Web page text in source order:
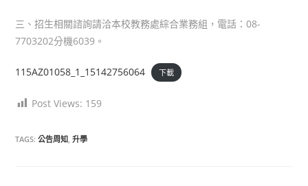
三、招生相關諮詢請洽本校教務處綜合業務組，電話：08-
7703202分機6039。
115AZ01058_1_15142756064 下載
Post Views: 159
TAGS:公告周知 升學